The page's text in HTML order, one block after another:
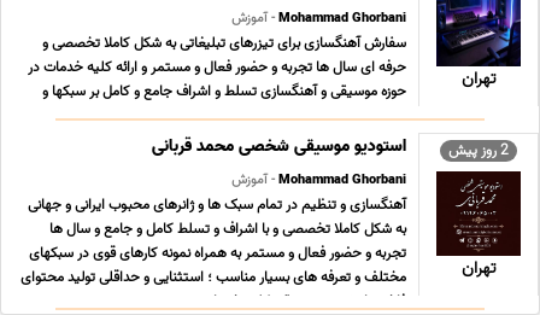
تهران
Mohammad Ghorbani- آموزش
سفارش آهنگسازی برای تیزرهای تبلیغاتی به شکل کاملا تخصصی و
حرفه ای سال ها تجربه و حضور فعال و مستمر و ارائه کلیه خدمات در
حوزه موسیقی و آهنگسازی تسلط و اشراف جامع و کامل بر سبکها و
ژانرهای محبوب موسیقی ایرانی و جهانی به همراه نمونه کارهای قوی
سبکهای تخصصی مناسب آهنگسازی تیزرهای تب ... ...
2 روز پیش
تهران
استودیو موسیقی شخصی محمد قربانی
Mohammad Ghorbani- آموزش
آهنگسازی و تنظیم در تمام سبک ها و ژانرهای محبوب ایرانی و جهانی
به شکل کاملا تخصصی و با اشراف و تسلط کامل و جامع و سال ها
تجربه و حضور فعال و مستمر به همراه نمونه کارهای قوی در سبکهای
مختلف و تعرفه های بسیار مناسب ؛ استثنایی و حداقلی تولید محتوای
فاخر و ارزشمند موسیقی کلیه خدمات ... ...